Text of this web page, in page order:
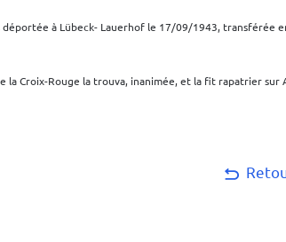
à Lübeck- Lauerhof le 17/09/1943, transférée
la Croix-Rouge la trouva, inanimée, et la fit rapatrier